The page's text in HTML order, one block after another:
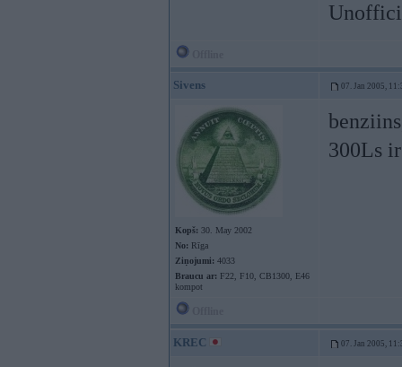
Sivens 07. Jan 2005,
Kopš: 30. May 2002
No: Rīga
Ziņojumi: 4033
Braucu ar: F22, F10, CB1300, E46
kompot
300Ls
KREC 07. Jan 2005,